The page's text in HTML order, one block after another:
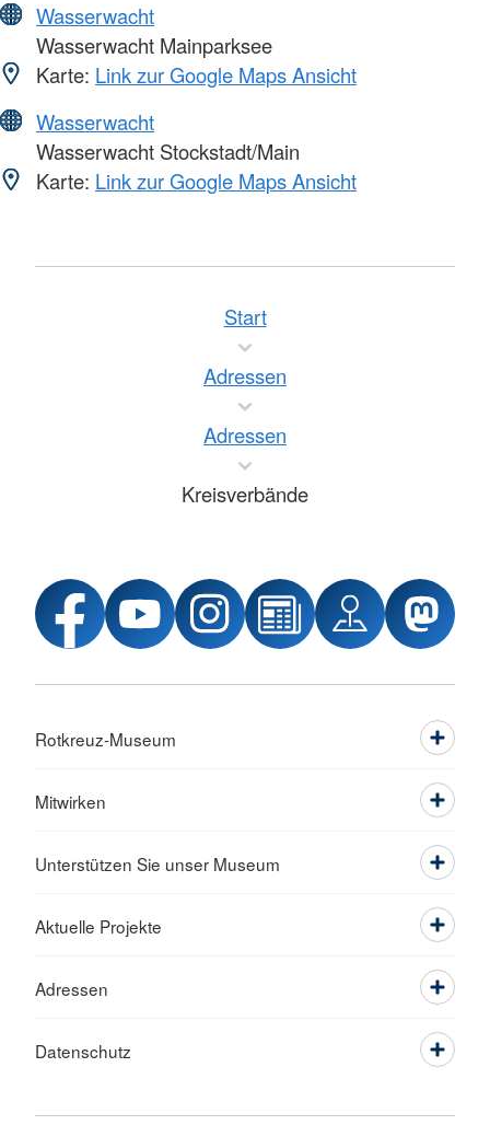
Wasserwacht
Wasserwacht Mainparksee
Karte: Link zur Google Maps Ansicht
Wasserwacht
Wasserwacht Stockstadt/Main
Karte: Link zur Google Maps Ansicht
Start
Adressen
Adressen
Kreisverbände
Rotkreuz-Museum
Mitwirken
Unterstützen Sie unser Museum
Aktuelle Projekte
Adressen
Datenschutz